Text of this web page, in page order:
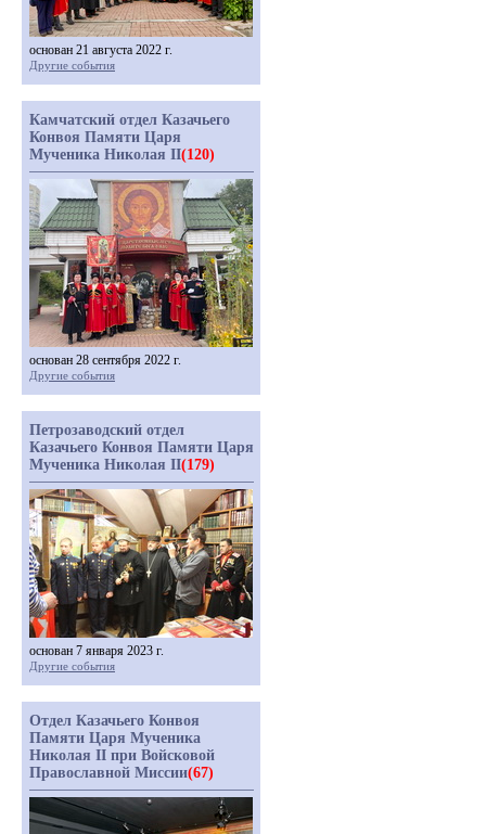
основан 21 августа 2022 г.
Другие события
Камчатский отдел Казачьего
Конвоя Памяти Царя
Мученика Николая II(120)
основан 28 сентября 2022 г.
Другие события
Петрозаводский отдел
Казачьего Конвоя Памяти Царя
Мученика Николая II(179)
основан 7 января 2023 г.
Другие события
Отдел Казачьего Конвоя
Памяти Царя Мученика
Николая II при Войсковой
Православной Миссии(67)